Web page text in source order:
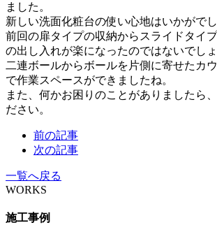
ました。
新しい洗面化粧台の使い心地はいかがでし
前回の扉タイプの収納からスライドタイ
の出し入れが楽になったのではないでしょ
二連ボールからボールを片側に寄せたカ
で作業スペースができましたね。
また、何かお困りのことがありましたら
ださい。
前の記事
次の記事
一覧へ戻る
WORKS
施工事例